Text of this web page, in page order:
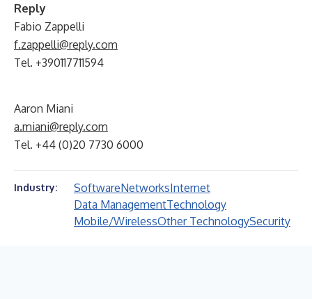
Reply
Fabio Zappelli
f.zappelli@reply.com
Tel. +390117711594
Aaron Miani
a.miani@reply.com
Tel. +44 (0)20 7730 6000
Industry: SoftwareNetworksInternet
Data ManagementTechnology
Mobile/WirelessOther TechnologySecurity